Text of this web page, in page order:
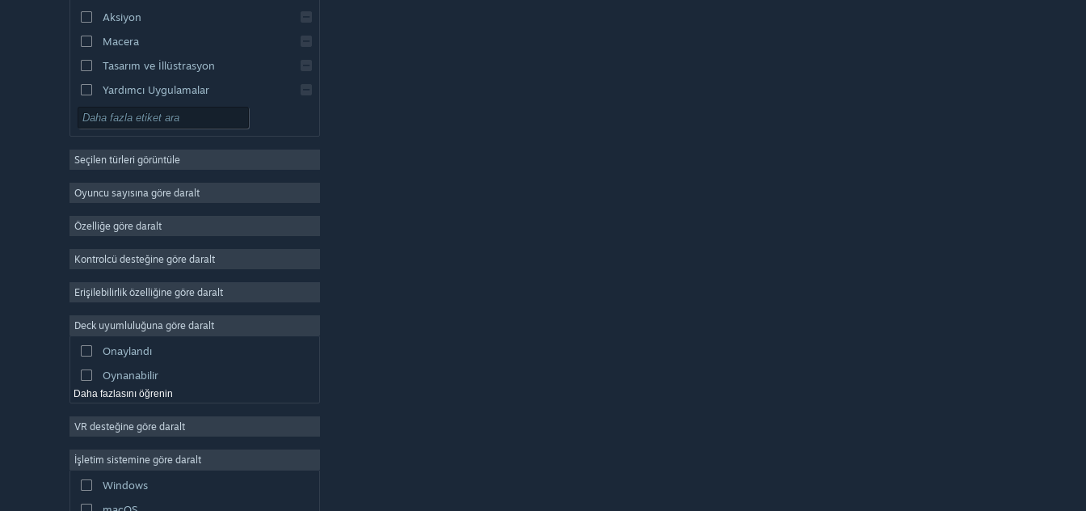
Aksiyon
Macera
Tasarım ve İllüstrasyon
Yardımcı Uygulamalar
Oynaması Ücretsiz
Devasa Çok Oyunculu
Basit Eğlence
Simülasyon
Video Prodüksiyonu
Fotoğraf Düzenleme
Seçilen türleri görüntüle
Oyuncu sayısına göre daralt
Özelliğe göre daralt
Kontrolcü desteğine göre daralt
Erişilebilirlik özelliğine göre daralt
Deck uyumluluğuna göre daralt
Onaylandı
Oynanabilir
Daha fazlasını öğrenin
VR desteğine göre daralt
İşletim sistemine göre daralt
Windows